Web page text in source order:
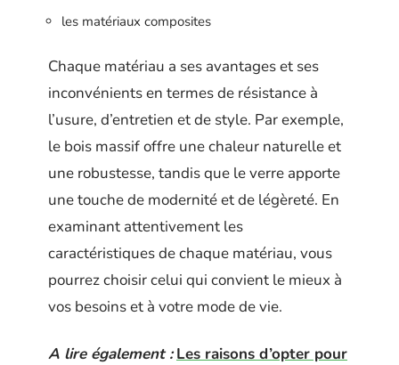
les matériaux composites
Chaque matériau a ses avantages et ses
inconvénients en termes de résistance à
l’usure, d’entretien et de style. Par exemple,
le bois massif offre une chaleur naturelle et
une robustesse, tandis que le verre apporte
une touche de modernité et de légèreté. En
examinant attentivement les
caractéristiques de chaque matériau, vous
pourrez choisir celui qui convient le mieux à
vos besoins et à votre mode de vie.
A lire également : Les raisons d’opter pour